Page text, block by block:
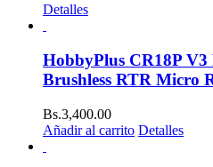
Detalles
HobbyPlus CR18P V3
Brushless RTR Micro
Bs.3,400.00
Añadir al carrito Detalles